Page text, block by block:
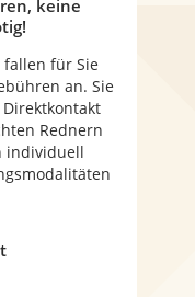
keine
fallen für Sie
an. Sie
Rednern
individuell